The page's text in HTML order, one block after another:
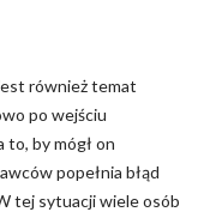
również temat
po wejściu
by mógł on
popełnia błąd
tej sytuacji wiele osób